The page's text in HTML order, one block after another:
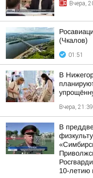
Вчера,
(Чкалов)
01:51
В
Вчера, 21:39
В
10-летию